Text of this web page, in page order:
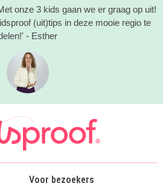
onze 3 kids gaan we er graag op uit!
(uit)tips in deze mooie regio te
- Esther
Voor bezoekers